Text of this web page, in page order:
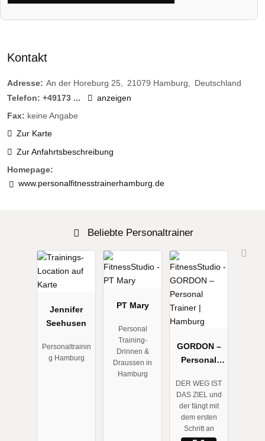
Kontakt
Adresse: An der Horeburg 25 21079 Hamburg
Deutschland
Telefon: +49173 ...
anzeigen
Fax: keine Angabe
Zur Karte
Zur Anfahrtsbeschreibung
Homepage:
www.personalfitnesstrainerhamburg.de
Beliebte Personaltrainer
Jennifer
Seehusen
Personaltrainin
g Hamburg
PT Mary
Personal
Training-
Drinnen &
Draussen in
Hamburg
GORDON –
Personal
Hamburg
DER WEG IST
DAS ZIEL und
der fängt mit
dem ersten
Schritt an